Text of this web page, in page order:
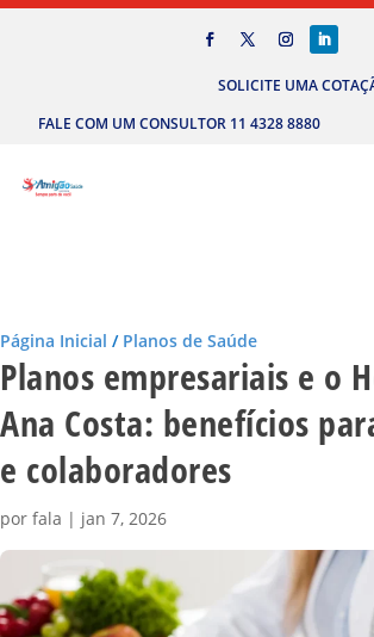
SOLICITE UMA
FALE COM UM CONSULTOR 11 4328 8880
Página Inicial / Planos de Saúde
Planos empresariais e o
Ana Costa: benefícios
e colaboradores
por fala | jan 7, 2026